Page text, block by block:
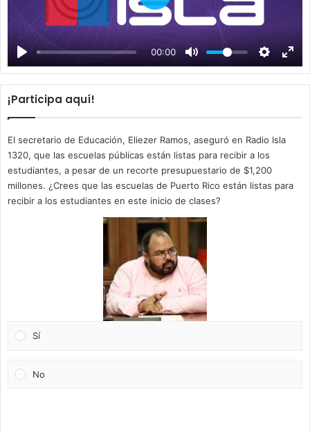
00:00
P
y
¡Participa aquí!
El secretario de Educación, Eliezer Ramos, aseguró en Radio Isla
1320, que las escuelas públicas están listas para recibir a los
estudiantes, a pesar de un recorte presupuestario de $1,200
millones. ¿Crees que las escuelas de Puerto Rico están listas para
recibir a los estudiantes en este inicio de clases?
Sí
No